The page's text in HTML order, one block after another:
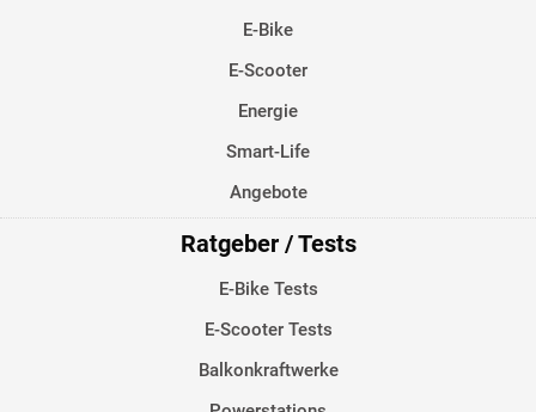
E-Bike
E-Scooter
Energie
Smart-Life
Angebote
Ratgeber / Tests
E-Bike Tests
E-Scooter Tests
Balkonkraftwerke